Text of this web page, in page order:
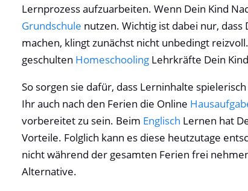
Lernprozess aufzuarbeiten. Wenn Dein Kind
Grundschule nutzen. Wichtig ist dabei nur,
machen, klingt zunächst nicht unbedingt
geschulten Homeschooling Lehrkräfte Dein
So sorgen sie dafür, dass Lerninhalte
Ihr auch nach den Ferien die Online
vorbereitet zu sein. Beim Englisch Lernen hat
Vorteile. Folglich kann es diese heutzutage
nicht während der gesamten Ferien frei
Alternative.